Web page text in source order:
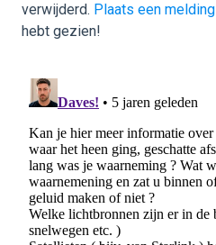
verwijderd. Plaats een melding
hebt gezien!